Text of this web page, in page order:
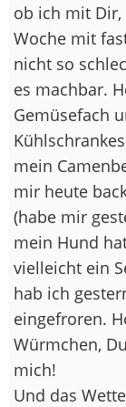
ob ich mit Dir,
Woche mit
nicht so
es machbar.
Gemüsefach
mein
mir heute
(habe mir
mein Hund
vielleicht ein
hab ich
eingefroren.
Würmchen,
mich!
Und das